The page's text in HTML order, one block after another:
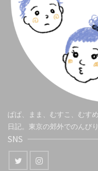
ぱぱ、まま、むすこ、むす
日記。東京の郊外でのんび
SNS